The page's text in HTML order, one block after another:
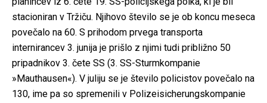
stacioniran v Tržiču. Njihovo število se je ob koncu meseca
povečalo na 60. S prihodom prvega transporta
internirancev 3. junija je prišlo z njimi tudi približno 50
pripadnikov 3. čete SS (3. SS-Sturmkompanie
»Mauthausen«). V juliju se je število policistov povečalo na
130, ime pa so spremenili v Polizeisicherungskompanie